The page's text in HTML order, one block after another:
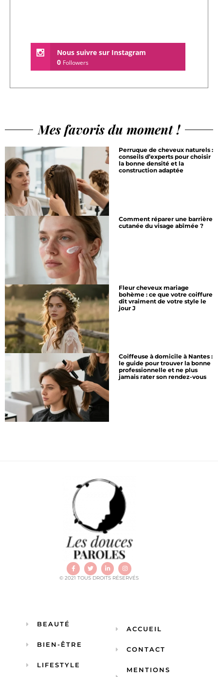
Nous suivre sur Instagram
0 Followers
Mes favoris du moment !
Perruque de cheveux naturels :
conseils d’experts pour choisir
la bonne densité et la
construction adaptée
Comment réparer une barrière
cutanée du visage abîmée ?
Fleur cheveux mariage
bohème : ce que votre coiffure
dit vraiment de votre style le
jour J
Coiffeuse à domicile à Nantes :
le guide pour trouver la bonne
professionnelle et ne plus
jamais rater son rendez-vous
© 2021 TOUS DROITS RÉSERVÉS
BEAUTÉ
BIEN-ÊTRE
LIFESTYLE
ACCUEIL
CONTACT
MENTIONS